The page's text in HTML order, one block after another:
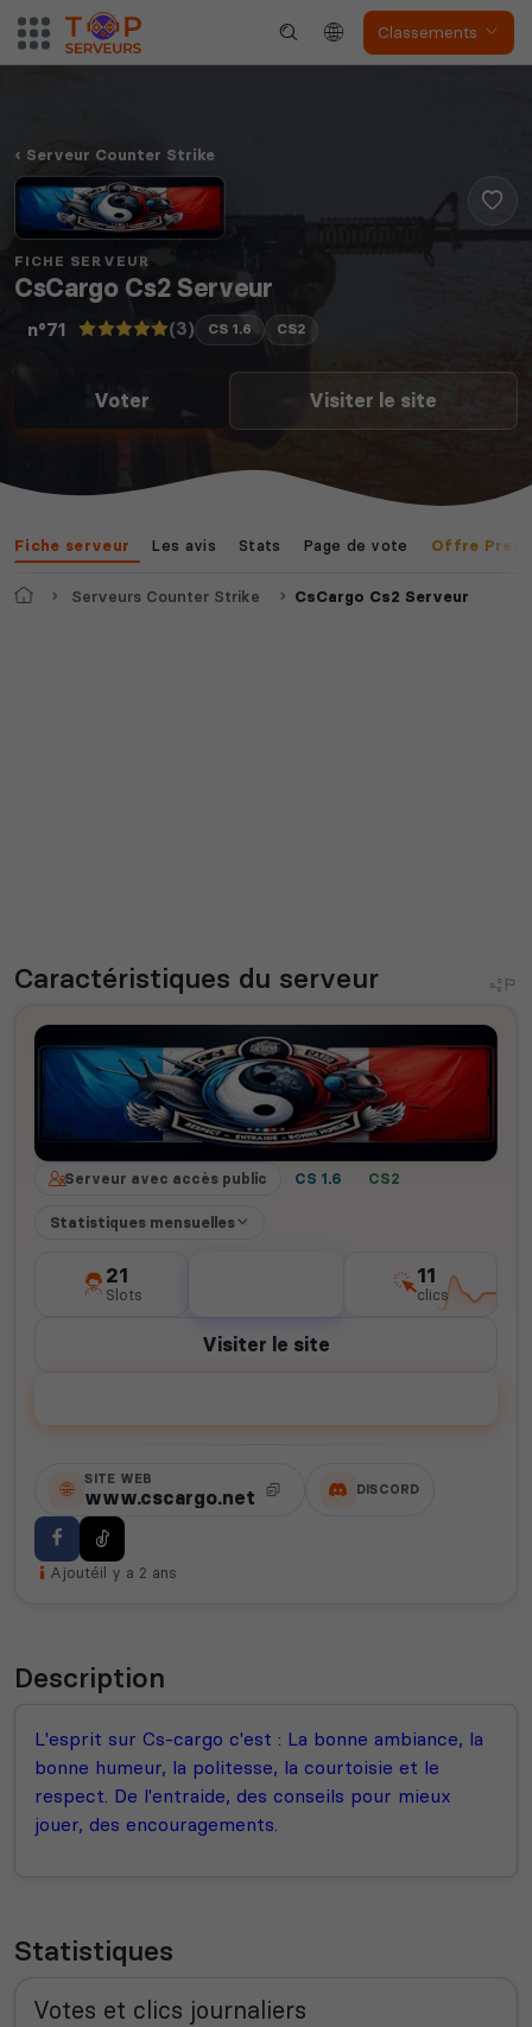
Classements
Serveur Counter Strike
FICHE SERVEUR
CsCargo Cs2 Serveur
n°71 (3) CS 1.6 CS2
Voter Visiter le site
Fiche serveur Les avis Stats Page de vote Offre
AccueilServeurs Counter Strike CsCargo Cs2 Serveur
Caractéristiques du serveur
Serveur avec accès public CS 1.6 CS2
Statistiques mensuelles
21
Slots
11
clics
Visiter le site
SITE WEB
www.cscargo.net DISCORD
Ajoutéil y a 2 ans
Description
L'esprit sur Cs-cargo c'est : La bonne ambiance, la
bonne humeur, la politesse, la courtoisie et le
respect. De l'entraide, des conseils pour mieux
jouer, des encouragements.
Statistiques
Votes et clics journaliers